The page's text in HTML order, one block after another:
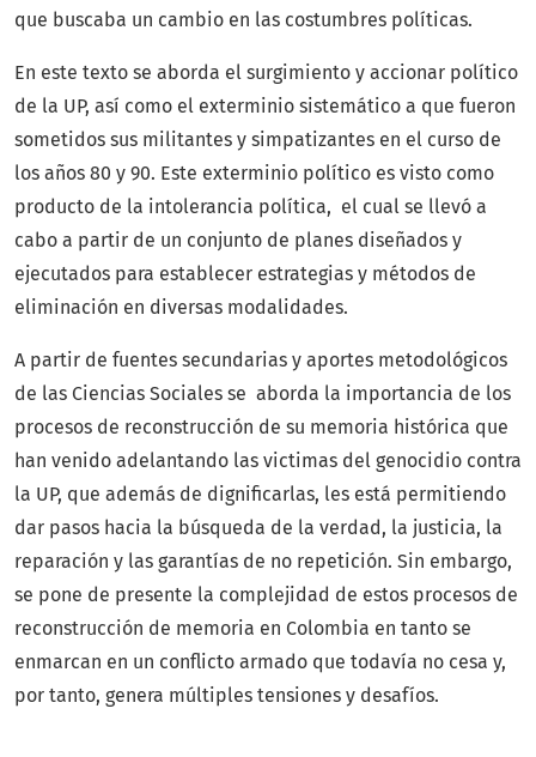
que buscaba un cambio en las costumbres políticas.
En este texto se aborda el surgimiento y accionar político
de la UP, así como el exterminio sistemático a que fueron
sometidos sus militantes y simpatizantes en el curso de
los años 80 y 90. Este exterminio político es visto como
producto de la intolerancia política, el cual se llevó a
cabo a partir de un conjunto de planes diseñados y
ejecutados para establecer estrategias y métodos de
eliminación en diversas modalidades.
A partir de fuentes secundarias y aportes metodológicos
de las Ciencias Sociales se aborda la importancia de los
procesos de reconstrucción de su memoria histórica que
han venido adelantando las victimas del genocidio contra
la UP, que además de dignificarlas, les está permitiendo
dar pasos hacia la búsqueda de la verdad, la justicia, la
reparación y las garantías de no repetición. Sin embargo,
se pone de presente la complejidad de estos procesos de
reconstrucción de memoria en Colombia en tanto se
enmarcan en un conflicto armado que todavía no cesa y,
por tanto, genera múltiples tensiones y desafíos.